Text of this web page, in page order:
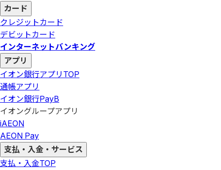
カード
クレジットカード
デビットカード
インターネットバンキング
アプリ
イオン銀行アプリ TOP
通帳アプリ
イオン銀行PayB
イオングループアプリ
iAEON
AEON Pay
支払・入金・サービス
支払・入金TOP